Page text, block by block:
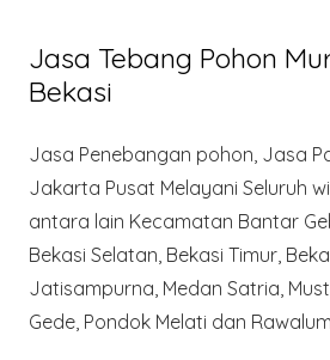
Jasa Tebang Pohon
Bekasi
Jasa Penebangan pohon, Jasa
Jakarta Pusat Melayani Seluruh
antara lain Kecamatan Bantar
Bekasi Selatan, Bekasi Timur,
Jatisampurna, Medan Satria,
Gede, Pondok Melati dan